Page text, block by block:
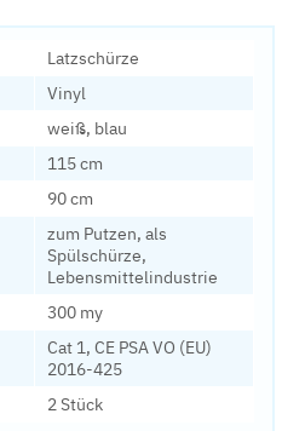
Latzschürze
Vinyl
weiß, blau
115 cm
90 cm
zum Putzen, als
Spülschürze,
Lebensmittelindustrie
300 my
Cat 1, CE PSA VO (EU)
2016-425
2 Stück